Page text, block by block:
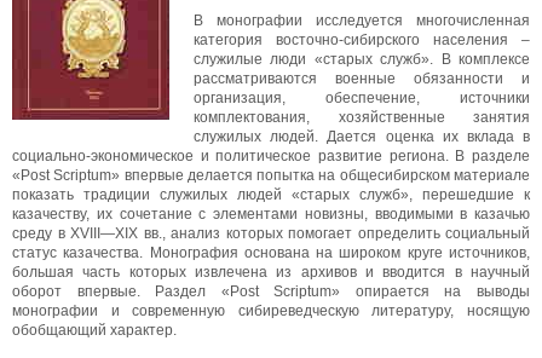
В монографии исследуется многочисленная
категория восточно-сибирского населения –
служилые люди «старых служб». В комплексе
рассматриваются военные обязанности и
организация, обеспечение, источники
комплектования, хозяйственные занятия
служилых людей. Дается оценка их вклада в
социально-экономическое и политическое развитие региона. В разделе
«Post Scriptum» впервые делается попытка на общесибирском материале
показать традиции служилых людей «старых служб», перешедшие к
казачеству, их сочетание с элементами новизны, вводимыми в казачью
среду в XVIII—XIX вв., анализ которых помогает определить социальный
статус казачества. Монография основана на широком круге источников,
большая часть которых извлечена из архивов и вводится в научный
оборот впервые. Раздел «Post Scriptum» опирается на выводы
монографии и современную сибиреведческую литературу, носящую
обобщающий характер.